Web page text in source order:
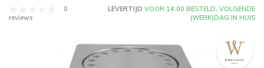
0
reviews
LEVERTIJD VOOR 14:00 BESTELD, VOLGENDE
(WERK)DAG IN HUIS